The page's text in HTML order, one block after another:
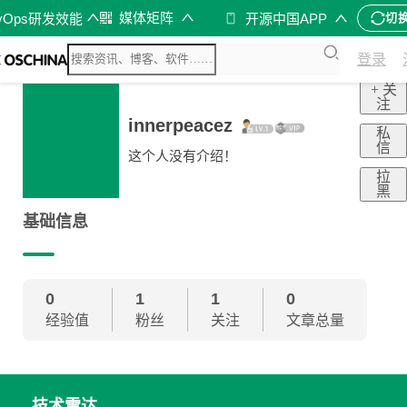
研发效能 媒体矩阵 开源中国APP 切
登录
innerpeacez
这个人没有介绍！
+ 关
注
私
信
拉
黑
基础信息
0
经验值
1
粉丝
1
关注
0
文章总量